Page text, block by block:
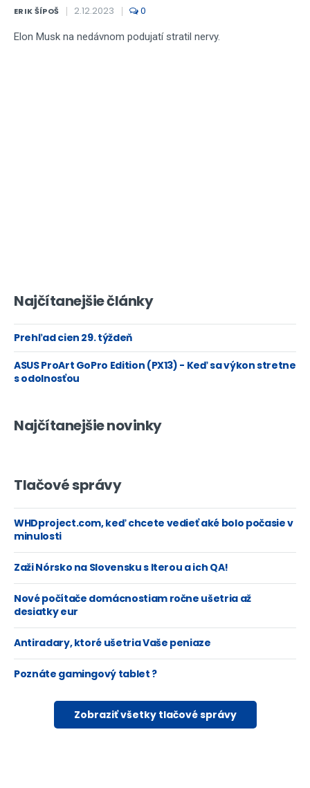
ERIK ŠÍPOŠ 2.12.2023 0
Elon Musk na nedávnom podujatí stratil nervy.
Najčítanejšie články
Prehľad cien 29. týždeň
ASUS ProArt GoPro Edition (PX13) - Keď sa výkon stretne
s odolnosťou
Najčítanejšie novinky
Tlačové správy
WHDproject.com, keď chcete vedieť aké bolo počasie v
minulosti
Zaži Nórsko na Slovensku s Iterou a ich QA!
Nové počítače domácnostiam ročne ušetria až
desiatky eur
Antiradary, ktoré ušetria Vaše peniaze
Poznáte gamingový tablet ?
Zobraziť všetky tlačové správy